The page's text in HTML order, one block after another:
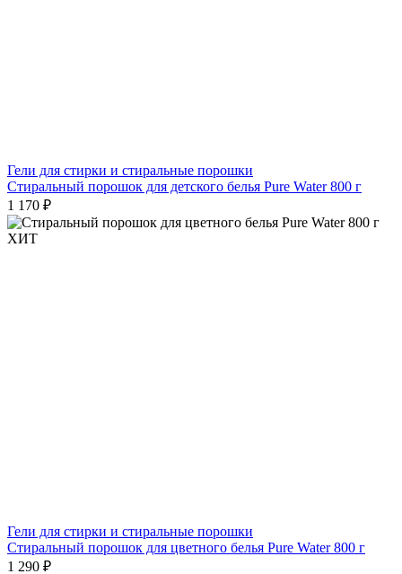
Гели для стирки и стиральные порошки
Стиральный порошок для детского белья Pure Water 800 г
1 170 ₽
ХИТ
Гели для стирки и стиральные порошки
Стиральный порошок для цветного белья Pure Water 800 г
1 290 ₽